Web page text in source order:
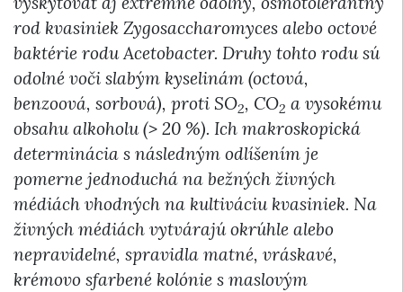
rod kvasiniek Zygosaccharomyces alebo octové
baktérie rodu Acetobacter. Druhy tohto rodu sú
odolné voči slabým kyselinám (octová,
benzoová, sorbová), proti SO2, CO2 a vysokému
obsahu alkoholu (> 20 %). Ich makroskopická
determinácia s následným odlíšením je
pomerne jednoduchá na bežných živných
médiách vhodných na kultiváciu kvasiniek. Na
živných médiách vytvárajú okrúhle alebo
nepravidelné, spravidla matné, vráskavé,
krémovo sfarbené kolónie s maslovým